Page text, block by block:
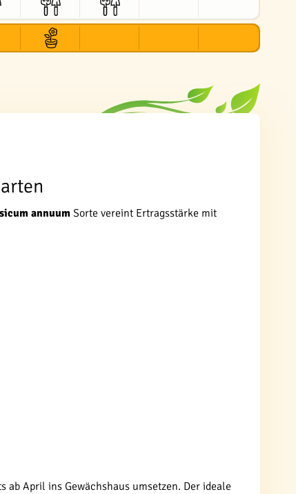
annuumSorte vereint Ertragsstärke mit
ab April ins Gewächshaus umsetzen. Der ideale